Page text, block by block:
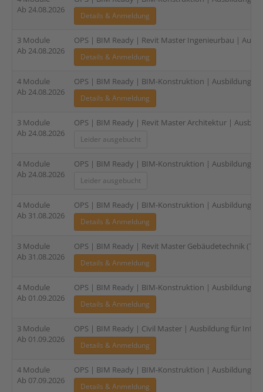
Ab 24.08.2026
Details & Anmeldung
3 Module
Ab 24.08.2026
OPS | BIM Ready | Revit Master Ingenieurbau |
Details & Anmeldung
4 Module
Ab 24.08.2026
OPS | BIM Ready | BIM-Konstruktion | Ausbildung
Details & Anmeldung
3 Module
Ab 24.08.2026
OPS | BIM Ready | Revit Master Architektur |
Leider ausgebucht
4 Module
Ab 24.08.2026
OPS | BIM Ready | BIM-Konstruktion | Ausbildung
Leider ausgebucht
4 Module
Ab 31.08.2026
OPS | BIM Ready | BIM-Konstruktion | Ausbildung
Details & Anmeldung
3 Module
Ab 31.08.2026
OPS | BIM Ready | Revit Master Gebäudetechnik
Details & Anmeldung
4 Module
Ab 01.09.2026
OPS | BIM Ready | BIM-Konstruktion | Ausbildung
Details & Anmeldung
3 Module
Ab 01.09.2026
OPS | BIM Ready | Civil Master | Ausbildung für
Details & Anmeldung
4 Module
Ab 07.09.2026
OPS | BIM Ready | BIM-Konstruktion | Ausbildung
Details & Anmeldung